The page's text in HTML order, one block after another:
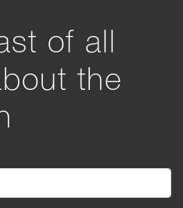
of all
the